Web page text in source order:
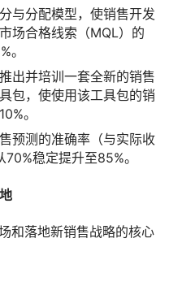
与分配模型，使销售开发
场合格线索（MQL）的
。
出并培训一套全新的销售
包，使使用该工具包的销
。
预测的准确率（与实际收
稳定提升至85%。
和落地新销售战略的核心